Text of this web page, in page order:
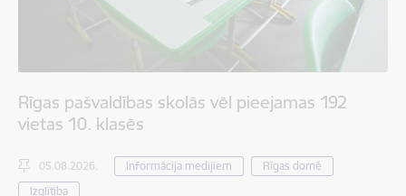
Rīgas pašvaldības skolās vēl pieejamas 192
vietas 10. klasēs
05.08.2026. Informācija medijiem
Rīgas domē
Izglītība